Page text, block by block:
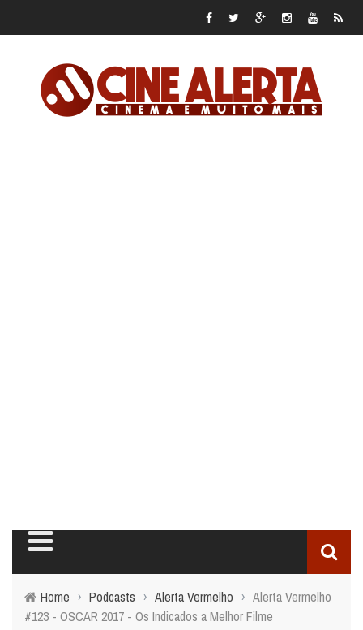
Home › Podcasts › Alerta Vermelho › Alerta Vermelho
#123 - OSCAR 2017 - Os Indicados a Melhor Filme